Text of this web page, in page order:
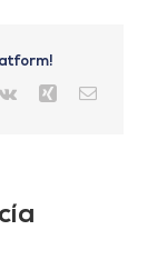
Vk Xing Correo